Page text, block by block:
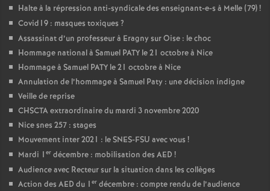
Halte à la répression anti-syndicale des enseignant-e-s à Melle (79)!
Covid19 : masques toxiques ?
Assassinat d’un professeur à Eragny sur Oise : le choc
Hommage national à Samuel PATY le 21 octobre à Nice
Hommage à Samuel PATY le 21 octobre à Nice
Annulation de l’hommage à Samuel Paty : une décision indigne
Veille de reprise
CHSCTA extraordinaire du mardi 3 novembre 2020
Nice snes 257 : stages
Mouvement inter 2021 : le SNES-FSU avec vous !
Mardi 1 er décembre : mobilisation des AED !
Audience avec Recteur sur la situation dans les collèges
Action des AED du 1 er décembre : compte rendu de l’audience